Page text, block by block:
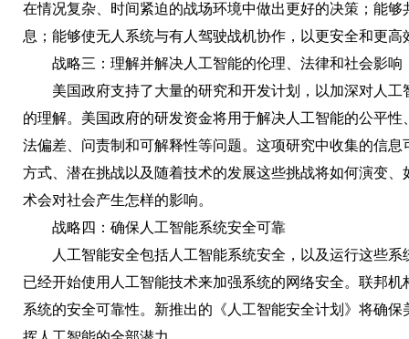
在情况复杂、时间紧迫的战场环境中做出更好的决策；能
息；能够使无人系统与有人驾驶战机协作，以更安全和更高
战略三：理解并解决人工智能的伦理、法律和社会影响
美国政府支持了大量的研究和开发计划，以加深对人工
的理解。美国政府的研发资金将用于解决人工智能的公平
法偏差、问责制和可解释性等问题。这项研究中收集的信
方式、潜在挑战以及随着技术的发展这些挑战将如何演变
术会对社会产生怎样的影响。
战略四：确保人工智能系统安全可靠
人工智能安全包括人工智能系统安全，以及运行这些系
已经开始使用人工智能技术来加强系统的网络安全。联邦
系统的安全可靠性。新推出的《人工智能安全计划》将确